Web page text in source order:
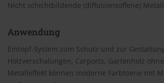
Nicht schichtbildende (diffusionsoffene)
Anwendung
Eintopf-System zum Schutz und zur
Holzverschalungen, Carports, Gartenholz
Metalleffekt können moderne Farbtoene mit